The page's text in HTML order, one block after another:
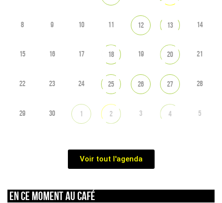
8 9 10 11 12 13 14
15 16 17 18 19 20 21
22 23 24 25 26 27 28
29 30 1 2 3 4 5
Voir tout l'agenda
En ce moment au café